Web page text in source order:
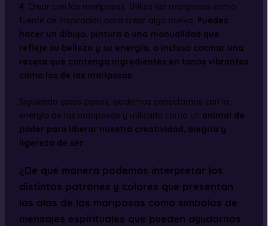
4. Crear con las mariposas: Utiliza las mariposas como
fuente de inspiración para crear algo nuevo. Puedes
hacer un dibujo, pintura o una manualidad que
refleje su belleza y su energía, o incluso cocinar una
receta que contenga ingredientes en tonos vibrantes
como los de las mariposas.
Siguiendo estos pasos, podemos conectarnos con la
energía de las mariposas y utilizarla como un animal de
poder para liberar nuestra creatividad, alegría y
ligereza de ser.
¿De qué manera podemos interpretar los
distintos patrones y colores que presentan
las alas de las mariposas como símbolos de
mensajes espirituales que pueden ayudarnos